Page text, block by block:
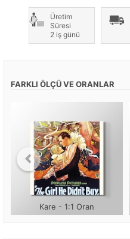
Üretim
Süresi
2 iş günü
FARKLI ÖLÇÜ VE ORANLAR
Kare - 1:1 Oran